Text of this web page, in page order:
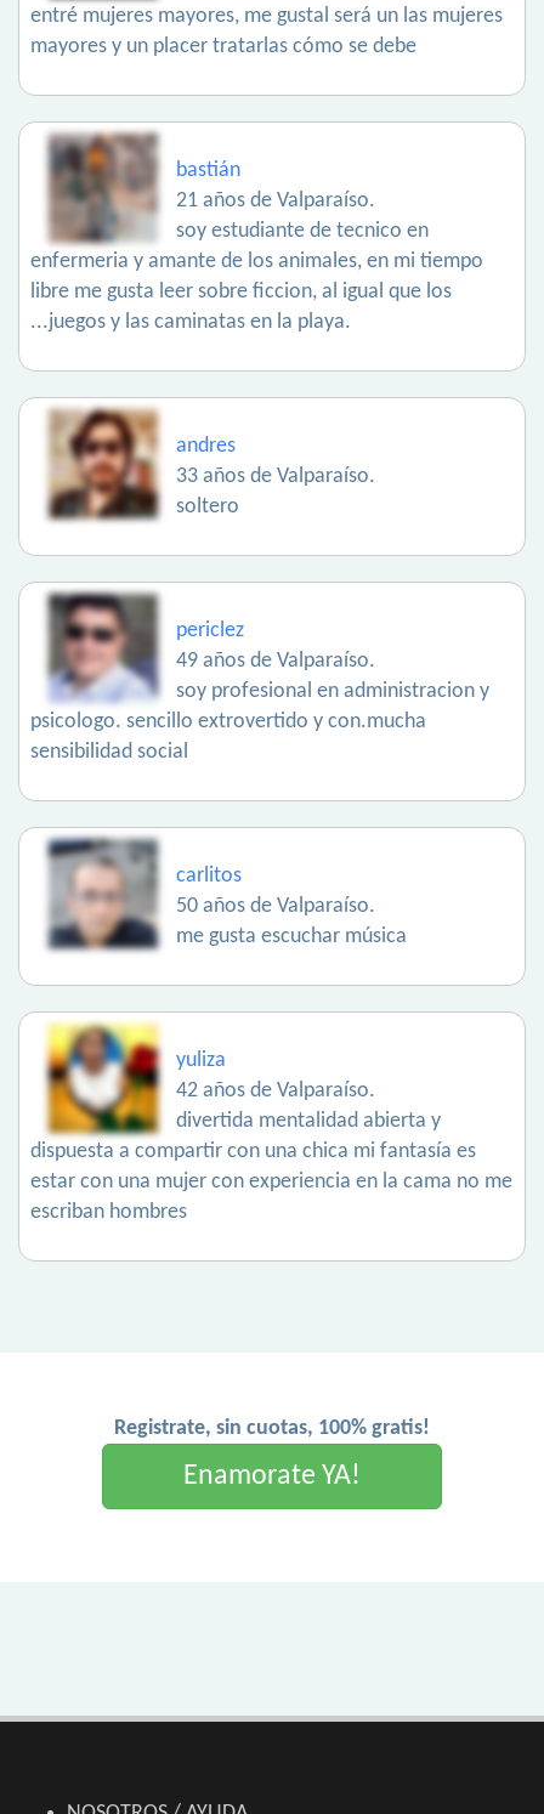
entré mujeres mayores, me gustal será un las mujeres
mayores y un placer tratarlas cómo se debe
bastián
21 años de Valparaíso.
soy estudiante de tecnico en
enfermeria y amante de los animales, en mi tiempo
libre me gusta leer sobre ficcion, al igual que los
...juegos y las caminatas en la playa.
andres
33 años de Valparaíso.
soltero
periclez
49 años de Valparaíso.
soy profesional en administracion y
psicologo. sencillo extrovertido y con.mucha
sensibilidad social
carlitos
50 años de Valparaíso.
me gusta escuchar música
yuliza
42 años de Valparaíso.
divertida mentalidad abierta y
dispuesta a compartir con una chica mi fantasía es
estar con una mujer con experiencia en la cama no me
escriban hombres
Registrate, sin cuotas, 100% gratis!
Enamorate YA!